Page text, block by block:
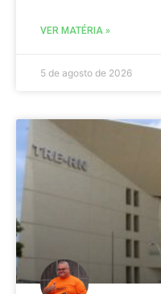
VER MATÉRIA »
5 de agosto de 2026